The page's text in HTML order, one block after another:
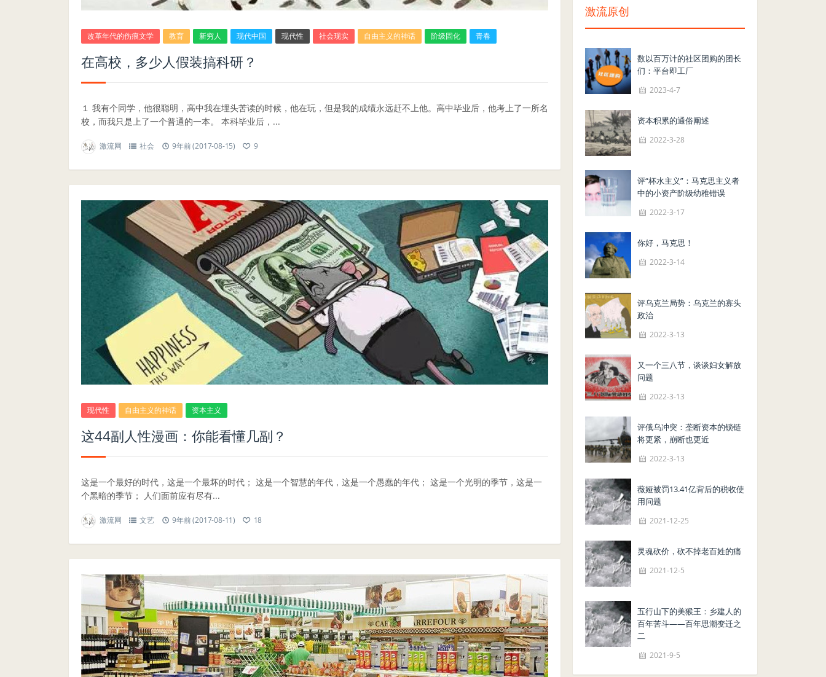
改革年代的伤痕文学 教育 新穷人 现代中国 现代性 社会现实 自由主义的神话 阶级固化 青春
在高校，多少人假装搞科研？
１ 我有个同学，他很聪明，高中我在埋头苦读的时候，他在玩，但是我的成绩永远赶不上他。高中毕业后，他考上了一所名
校，而我只是上了一个普通的一本。 本科毕业后，...
激流网 社会 9年前 (2017-08-15) 9
现代性 自由主义的神话 资本主义
这44副人性漫画：你能看懂几副？
这是一个最好的时代，这是一个最坏的时代； 这是一个智慧的年代，这是一个愚蠢的年代； 这是一个光明的季节，这是一
个黑暗的季节； 人们面前应有尽有...
激流网 文艺 9年前 (2017-08-11) 18
激流原创
数以百万计的社区团购的团长
们：平台即工厂
2023-4-7
资本积累的通俗阐述
2022-3-28
评“杯水主义”：马克思主义者
中的小资产阶级幼稚错误
2022-3-17
你好，马克思！
2022-3-14
评乌克兰局势：乌克兰的寡头
政治
2022-3-13
又一个三八节，谈谈妇女解放
问题
2022-3-13
评俄乌冲突：垄断资本的锁链
将更紧，崩断也更近
2022-3-13
薇娅被罚13.41亿背后的税收使
用问题
2021-12-25
灵魂砍价，砍不掉老百姓的痛
2021-12-5
五行山下的美猴王：乡建人的
百年苦斗——百年思潮变迁之
二
2021-9-5